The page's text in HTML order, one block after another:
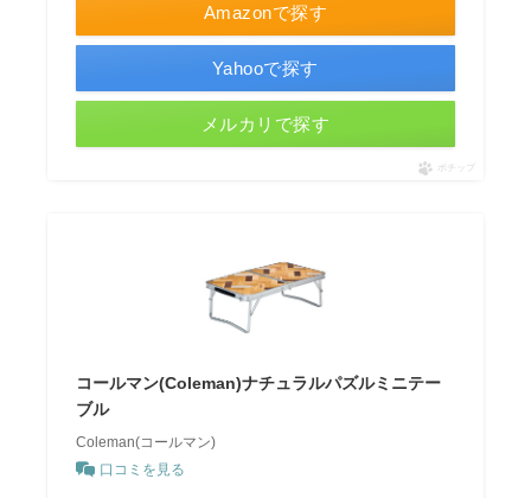
Amazonで探す
Yahooで探す
メルカリで探す
ポチップ
コールマン(Coleman)ナチュラルパズルミニテー
ブル
Coleman(コールマン)
口コミを見る